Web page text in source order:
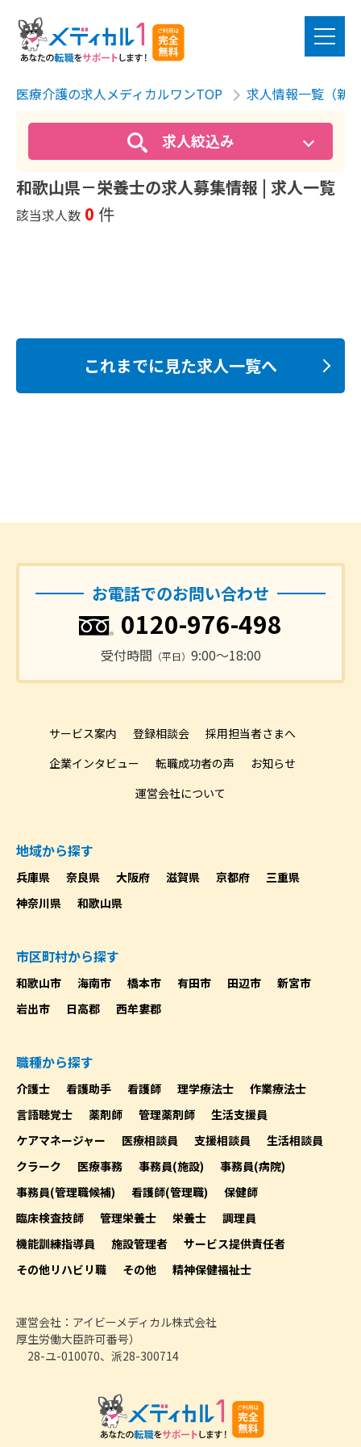
医療介護の求人メディカルワンTOP 求人情報一覧（新
求人絞込み
和歌山県－栄養士の求人募集情報 | 求人一覧
該当求人数 0 件
これまでに見た求人一覧へ
お電話でのお問い合わせ
0120-976-498
受付時間 （平日） 9:00〜18:00
サービス案内 登録相談会
採用担当者さまへ
企業インタビュー
転職成功者の声
お知らせ
運営会社について
地域から探す
兵庫県 奈良県 大阪府 滋賀県 京都府
三重県
神奈川県
和歌山県
市区町村から探す
和歌山市 海南市 橋本市 有田市 田辺市
新宮市
岩出市
日高郡 西牟婁郡
職種から探す
介護士 看護助手 看護師 理学療法士
作業療法士
言語聴覚士
薬剤師 管理薬剤師
生活支援員
ケアマネージャー
医療相談員 支援相談員
生活相談員
クラーク
医療事務 事務員(施設)
事務員(病院)
事務員(管理職候補)
看護師(管理職)
保健師
臨床検査技師
管理栄養士 栄養士
調理員
機能訓練指導員
施設管理者
サービス提供責任者
その他リハビリ職
その他 精神保健福祉士
運営会社：アイビーメディカル株式会社
厚生労働大臣許可番号）
28-ユ-010070、派28-300714